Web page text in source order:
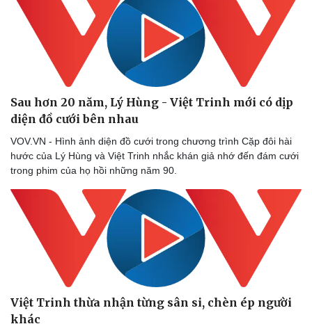
Sau hơn 20 năm, Lý Hùng - Việt Trinh mới có dịp
diện đồ cưới bên nhau
VOV.VN - Hình ảnh diện đồ cưới trong chương trình Cặp đôi hài
hước của Lý Hùng và Việt Trinh nhắc khán giả nhớ đến đám cưới
trong phim của họ hồi những năm 90.
Việt Trinh thừa nhận từng sân si, chèn ép người
khác